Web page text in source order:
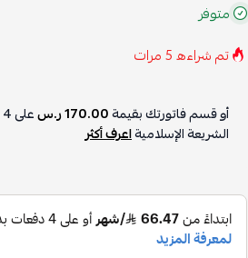
متوفر
تم شراءه5مرات
أو قسم فاتورتك بقيمة170.00 ر.س على4
الشريعة الإسلاميةاعرف أكثر